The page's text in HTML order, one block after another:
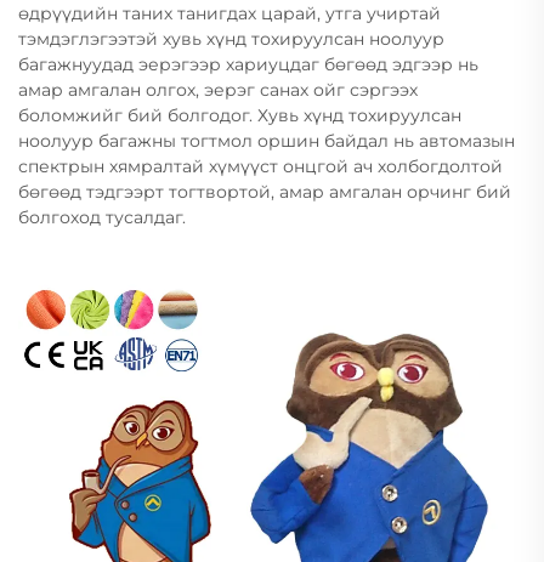
өдрүүдийн таних танигдах царай, утга учиртай
тэмдэглэгээтэй хувь хүнд тохируулсан ноолуур
багажнуудад эерэгээр хариуцдаг бөгөөд эдгээр нь
амар амгалан олгох, эерэг санах ойг сэргээх
боломжийг бий болгодог. Хувь хүнд тохируулсан
ноолуур багажны тогтмол оршин байдал нь автомазын
спектрын хямралтай хүмүүст онцгой ач холбогдолтой
бөгөөд тэдгээрт тогтвортой, амар амгалан орчинг бий
болгоход тусалдаг.